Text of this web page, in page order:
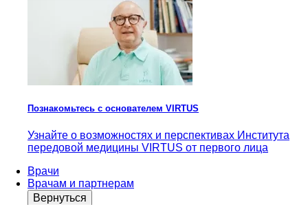
Познакомьтесь с основателем VIRTUS
Узнайте о возможностях и перспективах Института
передовой медицины VIRTUS от первого лица
Врачи
Врачам и партнерам
Вернуться